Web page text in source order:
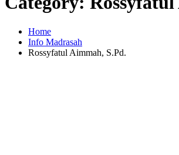
Home
Info Madrasah
Rossyfatul Aimmah, S.Pd.